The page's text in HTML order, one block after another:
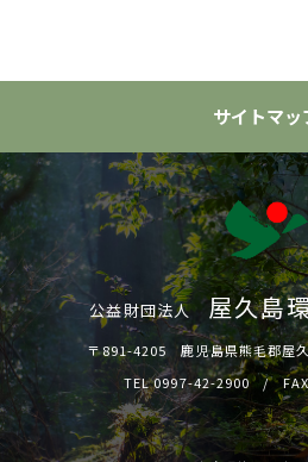
サイトマッ
公益財団法人 屋久島
〒891-4205 鹿児島県熊毛郡屋
TEL 0997-42-2900